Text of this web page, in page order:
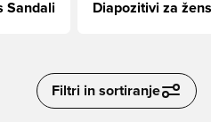
Sandali Diapozitivi za
Filtri in sortiranje